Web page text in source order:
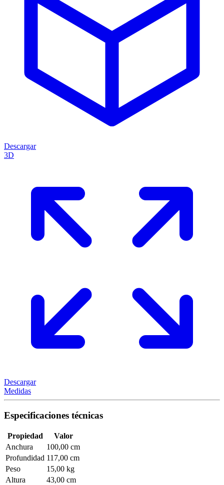
Descargar
3D
Descargar
Medidas
Especificaciones técnicas
Propiedad
Valor
Anchura
100,00 cm
Profundidad 117,00 cm
Peso
15,00 kg
Altura
43,00 cm